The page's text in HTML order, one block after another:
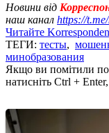
Новини від
наш канал https://
Читайте
ТЕГИ: тесты,
минобразования
Якщо ви помітили
натисніть Ctrl +